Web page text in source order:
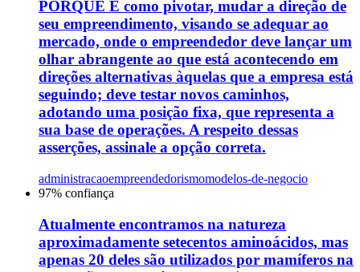
PORQUE É como pivotar, mudar a direção de
seu empreendimento, visando se adequar ao
mercado, onde o empreendedor deve lançar um
olhar abrangente ao que está acontecendo em
direções alternativas àquelas que a empresa está
seguindo; deve testar novos caminhos,
adotando uma posição fixa, que representa a
sua base de operações. A respeito dessas
asserções, assinale a opção correta.
administracaoempreendedorismomodelos-de-negocio
97% confiança
Atualmente encontramos na natureza
aproximadamente setecentos aminoácidos, mas
apenas 20 deles são utilizados por mamíferos na